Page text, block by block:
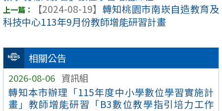
相關公告
2026-08-06 資訊組
轉知本市辦理「115年度中小學數位學習實施計
畫」教師增能研習「B3數位教學指引培力工作
【2024-08-19】 轉知桃園市南崁自造教育及
科技中心113年9月份教師增能研習計畫